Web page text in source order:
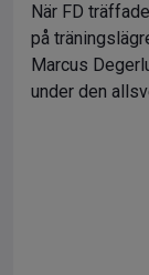
När FD
på
Marcus
under den